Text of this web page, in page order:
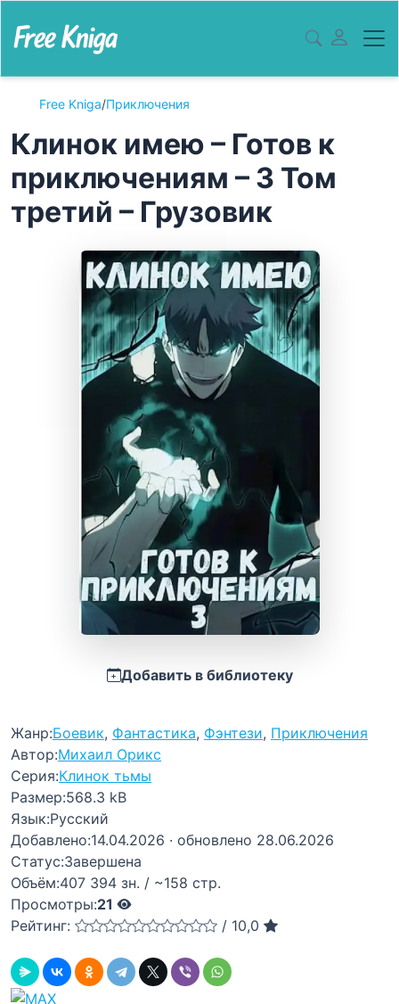
Free Kniga/Приключения
Клинок имею – Готов к
приключениям – 3 Том
третий – Грузовик
Добавить в библиотеку
Жанр:Боевик, Фантастика, Фэнтези, Приключения
Автор:Михаил Орикс
Серия:Клинок тьмы
Размер:568.3 kB
Язык:Русский
Добавлено:14.04.2026 · обновлено 28.06.2026
Статус:Завершена
Объём:407 394 зн. / ~158 стр.
Просмотры:21
Рейтинг:
/ 10,0